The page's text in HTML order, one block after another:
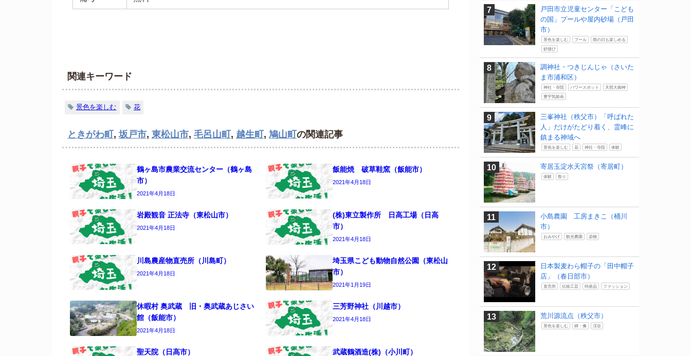
関連キーワード
景色を楽しむ 花
ときがわ町 ,坂戸市, 東松山市, 毛呂山町 , 越生町 , 鳩山町 の関連記事
鶴ヶ島市農業交流センター（鶴ヶ島
市）
2021年4月18日
飯能焼 破草鞋窯（飯能市）
2021年4月18日
岩殿観音 正法寺（東松山市）
2021年4月18日
(株)東立製作所 日高工場（日高
市）
2021年4月18日
川島農産物直売所（川島町）
2021年4月18日
埼玉県こども動物自然公園（東松山
市）
2021年1月19日
休暇村 奥武蔵 旧・奥武蔵あじさい
館（飯能市）
2021年4月18日
三芳野神社（川越市）
2021年4月18日
聖天院（日高市） 武蔵鶴酒造(株)（小川町）
戸田市立児童センター「こども
の国」プールや屋内砂場（戸田
市）
景色を楽しむ プール 雨の日も楽しめる
砂遊び
調神社・つきじんじゃ（さいた
ま市浦和区）
神社・寺院 パワースポット 天照大御神
豊宇気姫命
三峯神社（秩父市）「呼ばれた
人」だけがたどり着く、霊峰に
鎮まる神域へ
景色を楽しむ 花 神社・寺院 体験
寄居玉淀水天宮祭（寄居町）
体験 祭り
小島農園 工房まきこ（桶川
市）
おみやげ 観光農園 染物
日本製麦わら帽子の「田中帽子
店」（春日部市）
直売所 伝統工芸 特産品 ファッション
荒川源流点（秩父市）
景色を楽しむ 碑・像 渓谷